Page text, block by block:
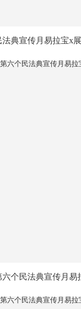
法典宣传月易拉宝x
六个民法典宣传月易